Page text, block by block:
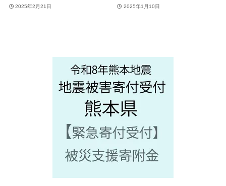
2025年2月21日 2025年1月10日